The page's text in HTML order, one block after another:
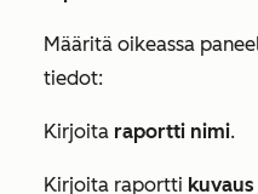
Määritä oikeassa
tiedot:
Kirjoita raportti nimi.
Kirjoita raportti kuvaus